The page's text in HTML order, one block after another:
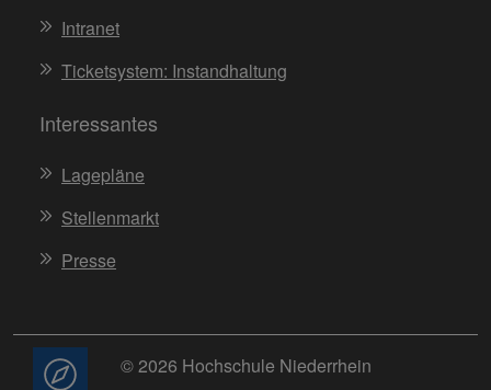
Intranet
Ticketsystem: Instandhaltung
Interessantes
Lagepläne
Stellenmarkt
Presse
© 2026 Hochschule Niederrhein
Beratung